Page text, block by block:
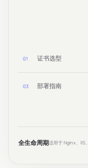
01 证书选型
03 部署指南
全生命周期适用于 Nginx、IIS